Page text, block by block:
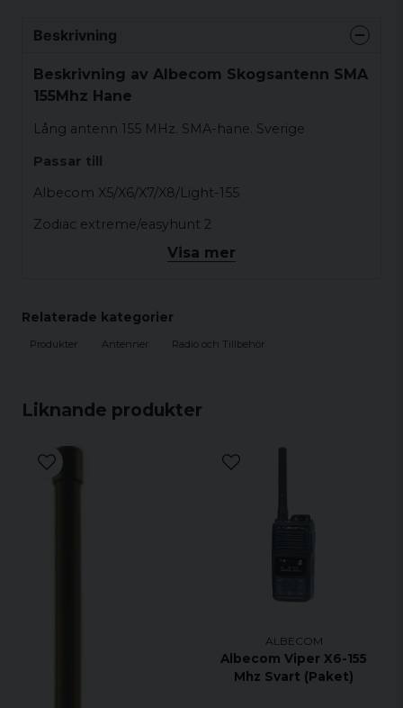
Liknande produkter
ALBECOM
Albecom Viper X6-155
Mhz Svart (Paket)
Beskrivning
Beskrivning av Albecom Skogsantenn SMA
155Mhz Hane
Lång antenn 155 MHz. SMA-hane. Sverige
Passar till
Albecom X5/X6/X7/X8/Light-155
Zodiac extreme/easyhunt 2
Lafayette Micro 4/Micro 5Visa mer
Relaterade kategorier
Produkter Antenner Radio och Tillbehör